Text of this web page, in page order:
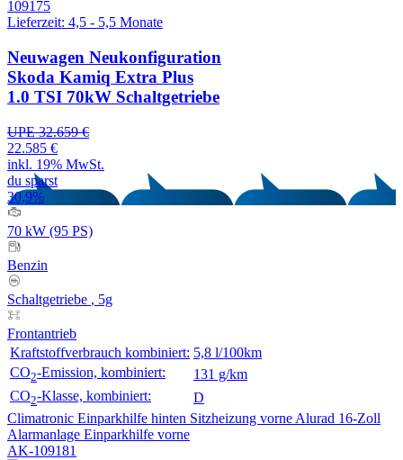
Lieferzeit: 4,5 - 5,5 Monate
Neuwagen Neukonfiguration
Skoda Kamiq Extra Plus
1.0 TSI 70kW Schaltgetriebe
UPE 32.659 €
22.585 €
inkl. 19% MwSt.
du sparst
30,9%
70 kW (95 PS)
Benzin
Schaltgetriebe , 5g
Frontantrieb
Kraftstoffverbrauch kombiniert: 5,8 l/100km
CO2-Emission, kombiniert:
131 g/km
CO2-Klasse, kombiniert:
D
Climatronic Einparkhilfe hinten Sitzheizung vorne Alurad 16-Zoll
Alarmanlage Einparkhilfe vorne
AK-109181